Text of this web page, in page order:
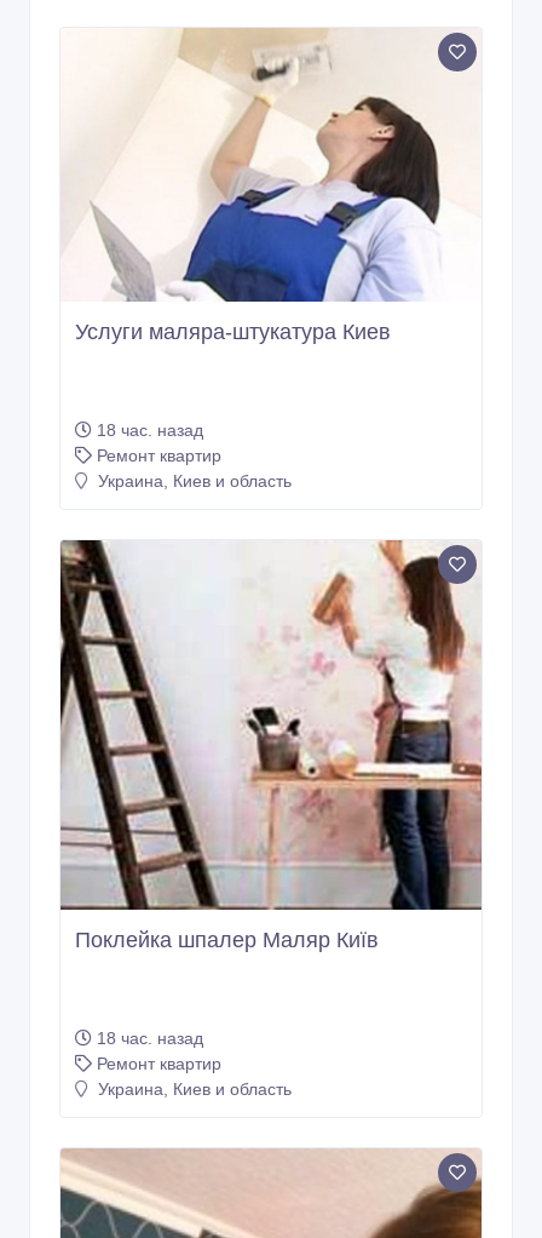
Услуги маляра-штукатура Киев
18 час. назад
Ремонт квартир
Украина, Киев и область
Поклейка шпалер Маляр Київ
18 час. назад
Ремонт квартир
Украина, Киев и область